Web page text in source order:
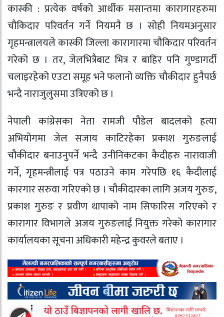
कास्की : प्रत्येक वर्षको आर्थीक मसान्तमा कारागारहरुमा
चौकिदार परिवर्तन गर्ने नियमनै छ । सोही नियमअनुसार
गृहमन्त्रालयले कास्की जिल्ला कारागारमा चौकिदार परिवर्तन
गरेको छ । तर, जेलभित्रैबाट भित्र र बाहिर पनि गुण्डागर्दी
चलाइरहेको एउटा समूह भने फलानो व्यक्ति चौकीदार हुनैपर्छ
भन्दै नाराजुलुसमा उत्रिएको छ ।
नेपाली कांग्रेसका नेता रामजी पौडेल बादलको हत्या
अभियोगमा जेल सजाय काटिरहेका प्रकाश गुरुङलाई
चौकीदार बनाउनुपर्ने भन्दै उनीनिकटका कैदीहरु नारावाजी
गर्ने, गृहमन्त्रीलाई पत्र पठाउने काम गरेपछि १६ कैदीलाई
कारगार सरुवा गरिएको छ । चौकीदारका लागि अजय गुरुङ,
प्रकाश गुरुङ र प्रवीण थापाको नाम सिफारिस गरिएको र
कारागार विभागले अजय गुरुङलाई नियुक्त गरेको कारागार
कार्यालयका सूचना अधिकारी महेन्द्र कुवरले बताए ।